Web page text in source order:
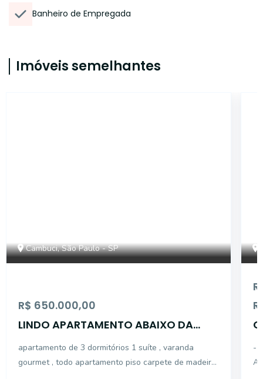
Banheiro de Empregada
Imóveis semelhantes
Cambuci, São Paulo - SP
R$ 650.000,00
LINDO APARTAMENTO ABAIXO DA
apartamento de 3 dormitórios 1 suíte , varanda
gourmet , todo apartamento piso carpete de madeira
-